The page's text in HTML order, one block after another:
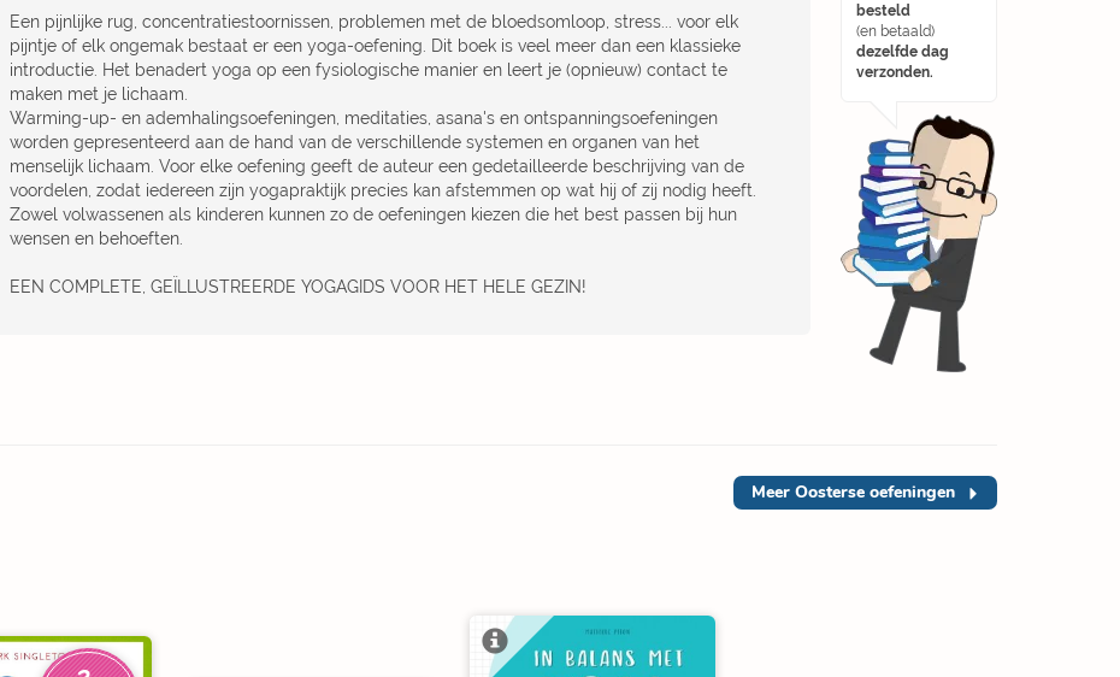
besteld
(en betaald)
dezelfde dag
verzonden.
Een pijnlijke rug, concentratiestoornissen, problemen met de bloedsomloop, stress... voor elk
pijntje of elk ongemak bestaat er een yoga-oefening. Dit boek is veel meer dan een klassieke
introductie. Het benadert yoga op een fysiologische manier en leert je (opnieuw) contact te
maken met je lichaam.
Warming-up- en ademhalingsoefeningen, meditaties, asana's en ontspanningsoefeningen
worden gepresenteerd aan de hand van de verschillende systemen en organen van het
menselijk lichaam. Voor elke oefening geeft de auteur een gedetailleerde beschrijving van de
voordelen, zodat iedereen zijn yogapraktijk precies kan afstemmen op wat hij of zij nodig heeft.
Zowel volwassenen als kinderen kunnen zo de oefeningen kiezen die het best passen bij hun
wensen en behoeften.
EEN COMPLETE, GEÏLLUSTREERDE YOGAGIDS VOOR HET HELE GEZIN!
Meer Oosterse oefeningen